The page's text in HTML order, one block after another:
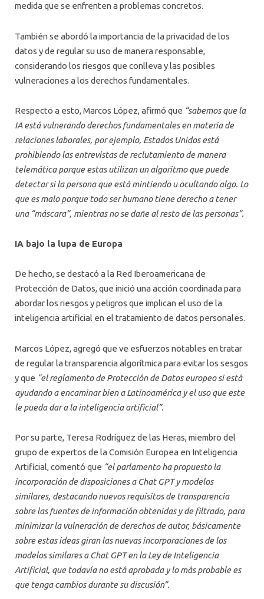
medida que se enfrenten a problemas concretos.
También se abordó la importancia de la privacidad de los
datos y de regular su uso de manera responsable,
considerando los riesgos que conlleva y las posibles
vulneraciones a los derechos fundamentales.
Respecto a esto, Marcos López, afirmó que “sabemos que la
IA está vulnerando derechos fundamentales en materia de
relaciones laborales, por ejemplo, Estados Unidos está
prohibiendo las entrevistas de reclutamiento de manera
telemática porque estas utilizan un algoritmo que puede
detectar si la persona que está mintiendo u ocultando algo. Lo
que es malo porque todo ser humano tiene derecho a tener
una “máscara”, mientras no se dañe al resto de las personas”.
IA bajo la lupa de Europa
De hecho, se destacó a la Red Iberoamericana de
Protección de Datos, que inició una acción coordinada para
abordar los riesgos y peligros que implican el uso de la
inteligencia artificial en el tratamiento de datos personales.
Marcos López, agregó que ve esfuerzos notables en tratar
de regular la transparencia algorítmica para evitar los sesgos
y que “el reglamento de Protección de Datos europeo si está
ayudando a encaminar bien a Latinoamérica y el uso que este
le pueda dar a la inteligencia artificial”.
Por su parte, Teresa Rodríguez de las Heras, miembro del
grupo de expertos de la Comisión Europea en Inteligencia
Artificial, comentó que “el parlamento ha propuesto la
incorporación de disposiciones a Chat GPT y modelos
similares, destacando nuevos requisitos de transparencia
sobre las fuentes de información obtenidas y de filtrado, para
minimizar la vulneración de derechos de autor, básicamente
sobre estas ideas giran las nuevas incorporaciones de los
modelos similares a Chat GPT en la Ley de Inteligencia
Artificial, que todavía no está aprobada y lo más probable es
que tenga cambios durante su discusión”.